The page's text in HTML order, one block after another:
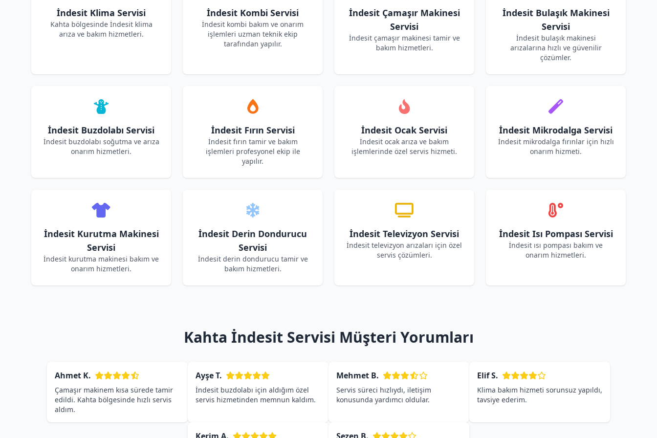
İndesit Klima Servisi
Kahta bölgesinde İndesit klima
arıza ve bakım hizmetleri.
İndesit Kombi Servisi
İndesit kombi bakım ve onarım
işlemleri uzman teknik ekip
tarafından yapılır.
İndesit Çamaşır Makinesi
Servisi
İndesit çamaşır makinesi tamir ve
bakım hizmetleri.
İndesit Bulaşık Makinesi
Servisi
İndesit bulaşık makinesi
arızalarına hızlı ve güvenilir
çözümler.
İndesit Buzdolabı Servisi
İndesit buzdolabı soğutma ve arıza
onarım hizmetleri.
İndesit Fırın Servisi
İndesit fırın tamir ve bakım
işlemleri profesyonel ekip ile
yapılır.
İndesit Ocak Servisi
İndesit ocak arıza ve bakım
işlemlerinde özel servis hizmeti.
İndesit Mikrodalga Servisi
İndesit mikrodalga fırınlar için hızlı
onarım hizmeti.
İndesit Kurutma Makinesi
Servisi
İndesit kurutma makinesi bakım ve
onarım hizmetleri.
İndesit Derin Dondurucu
Servisi
İndesit derin dondurucu tamir ve
bakım hizmetleri.
İndesit Televizyon Servisi
İndesit televizyon arızaları için özel
servis çözümleri.
İndesit Isı Pompası Servisi
İndesit ısı pompası bakım ve
onarım hizmetleri.
Kahta İndesit Servisi Müşteri Yorumları
Ahmet K.
Çamaşır makinem kısa sürede tamir
edildi. Kahta bölgesinde hızlı servis
aldım.
Ayşe T.
İndesit buzdolabı için aldığım özel
servis hizmetinden memnun kaldım.
Mehmet B.
Servis süreci hızlıydı, iletişim
konusunda yardımcı oldular.
Elif S.
Klima bakım hizmeti sorunsuz yapıldı,
tavsiye ederim.